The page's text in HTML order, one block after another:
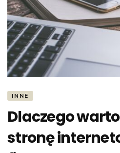
INNE
Dlaczego
stronę